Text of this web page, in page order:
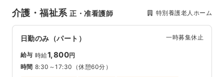
介護・福祉系正・准看護師 特別養護老人ホーム
日勤のみ（パート） 一時募集休止
給与 時給1,800円
時間 8:30～17:30 （休憩60分）